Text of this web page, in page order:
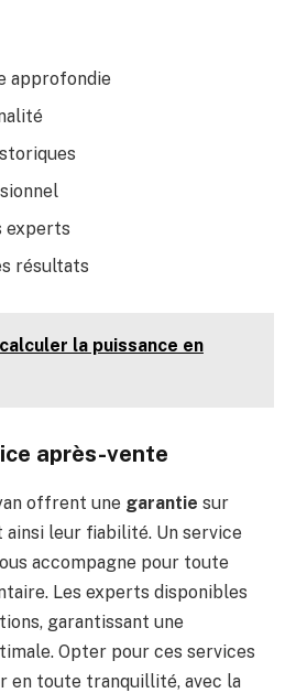
approfondie
experts
résultats
la puissance en
après-vente
offrent une garantie sur
ainsi leur fiabilité. Un service
accompagne pour toute
Les experts disponibles
garantissant une
Opter pour ces services
en toute tranquillité, avec la